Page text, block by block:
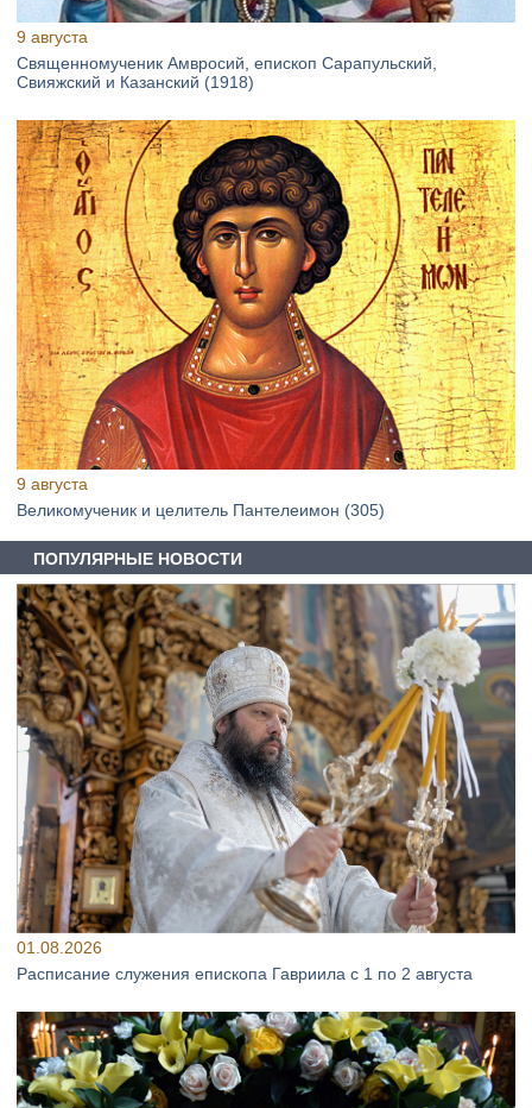
9 августа
Священномученик Амвросий, епископ Сарапульский,
Свияжский и Казанский (1918)
9 августа
Великомученик и целитель Пантелеимон (305)
ПОПУЛЯРНЫЕ НОВОСТИ
01.08.2026
Расписание служения епископа Гавриила с 1 по 2 августа